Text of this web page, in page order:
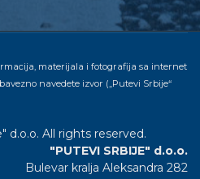
materijala i fotografija sa internet
navedete izvor („Putevi Srbije“
d.o.o. All rights reserved.
"PUTEVI SRBIJE" d.o.o.
Bulevar kralja Aleksandra 282